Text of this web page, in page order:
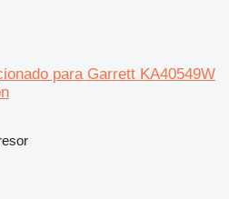
para Garrett KA40549W